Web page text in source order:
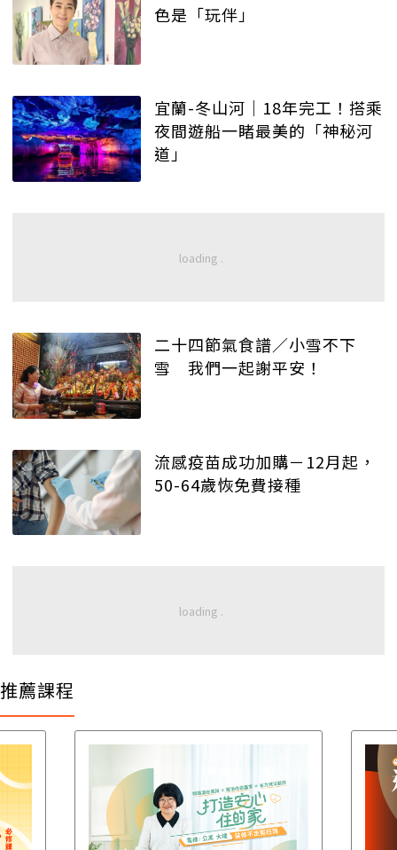
色是「玩伴」
宜蘭-冬山河｜18年完工！搭乘
夜間遊船一睹最美的「神秘河
道」
二十四節氣食譜／小雪不下
雪 我們一起謝平安！
流感疫苗成功加購－12月起，
50-64歲恢免費接種
推薦課程